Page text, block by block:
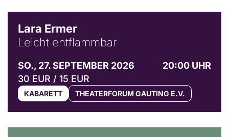
Lara Ermer
Leicht entflammbar
SO., 27. SEPTEMBER 2026
20:00 UHR
30 EUR / 15 EUR
KABARETT THEATERFORUM GAUTING E.V.